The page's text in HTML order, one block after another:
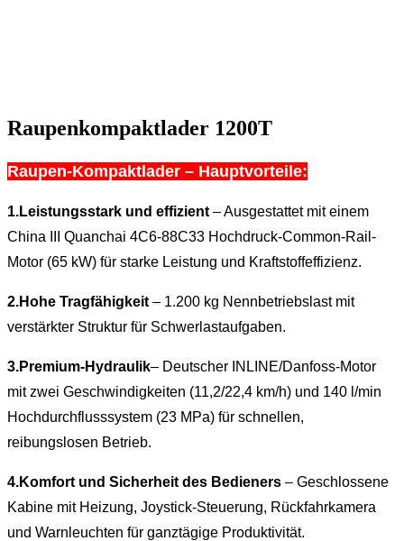
Raupenkompaktlader 1200T
Raupen-Kompaktlader – Hauptvorteile:
1.Leistungsstark und effizient – Ausgestattet mit einem
China III Quanchai 4C6-88C33 Hochdruck-Common-Rail-
Motor (65 kW) für starke Leistung und Kraftstoffeffizienz.
2.Hohe Tragfähigkeit – 1.200 kg Nennbetriebslast mit
verstärkter Struktur für Schwerlastaufgaben.
3.Premium-Hydraulik– Deutscher INLINE/Danfoss-Motor
mit zwei Geschwindigkeiten (11,2/22,4 km/h) und 140 l/min
Hochdurchflusssystem (23 MPa) für schnellen,
reibungslosen Betrieb.
4.Komfort und Sicherheit des Bedieners – Geschlossene
Kabine mit Heizung, Joystick-Steuerung, Rückfahrkamera
und Warnleuchten für ganztägige Produktivität.